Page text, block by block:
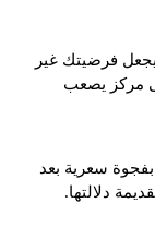
فرضيتك غير
مركز يصعب
سعرية بعد
دلالتها.